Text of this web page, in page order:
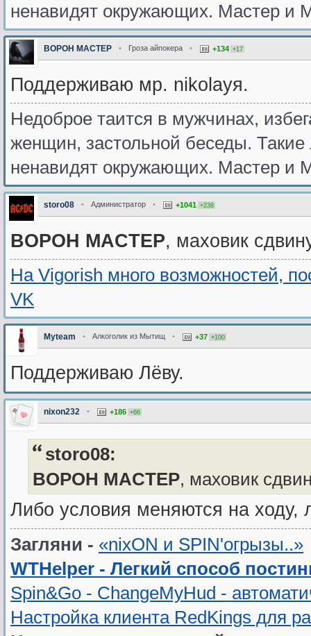
ненавидят окружающих. Мастер и
BOPOH MACTEP • Гроза айпокера • +134 +17
Поддерживаю мр. nikolayя.
Недоброе таится в мужчинах,
женщин, застольной беседы.
ненавидят окружающих. Мастер и
storo08 • Администратор • +1041 +238
BOPOH MACTEP, маховик
На Vigorish много возможностей,
VK
Myteam • Алкоголик из Мытищ • +37 +100
Поддерживаю Лёву.
nixon232 • +186 +66
storo08:
BOPOH MACTEP, маховик
Либо условия меняются на ходу,
Загляни - «nixON и SPIN'oгрызы..»
WTHelper - Легкий способ
Spin&Go - ChangeMyHud -
Настройка клиента RedKings для